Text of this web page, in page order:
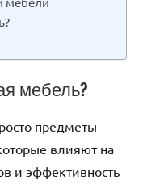
мебель?
предметы
влияют на
и эффективность